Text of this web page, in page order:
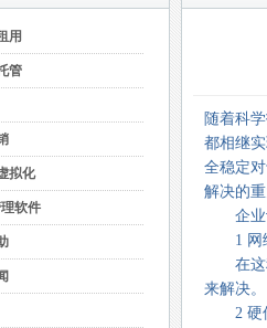
用
管
拟化
软件
随着科
都相继
全稳定
解决的
企业计
1 网
在这种
来解决。
2 硬